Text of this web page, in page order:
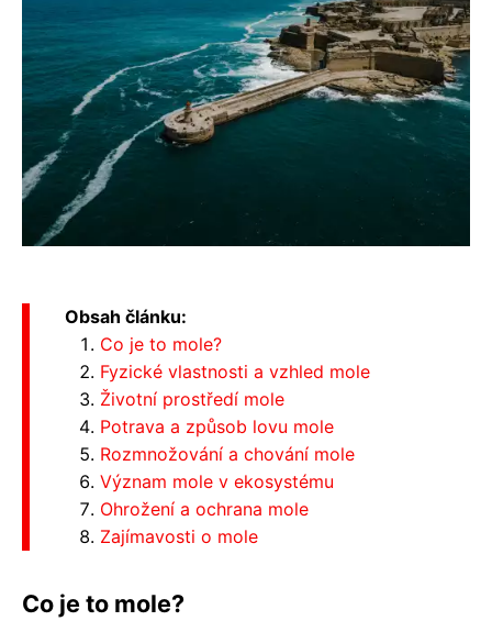
Obsah článku:
Co je to mole?
Fyzické vlastnosti a vzhled mole
Životní prostředí mole
Potrava a způsob lovu mole
Rozmnožování a chování mole
Význam mole v ekosystému
Ohrožení a ochrana mole
Zajímavosti o mole
Co je to mole?